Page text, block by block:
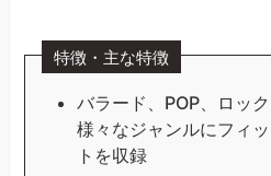
特徴・主な特徴
バラード、POP、ロッ
様々なジャンルにフィ
トを収録